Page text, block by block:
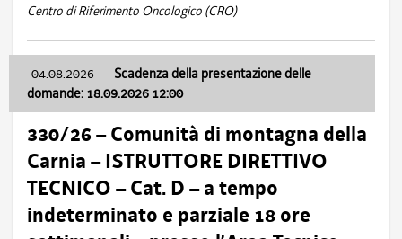
Centro di Riferimento Oncologico (CRO)
04.08.2026 - Scadenza della presentazione delle
domande: 18.09.2026 12:00
330/26 – Comunità di montagna della
Carnia – ISTRUTTORE DIRETTIVO
TECNICO – Cat. D – a tempo
indeterminato e parziale 18 ore